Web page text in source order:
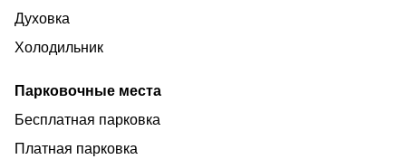
✔️ТЦ ОБЛАКА
✔️СУПЕРМАРКЕТ "МАГНИТ"
Духовка
Холодильник
Парковочные места
Бесплатная парковка
Платная парковка